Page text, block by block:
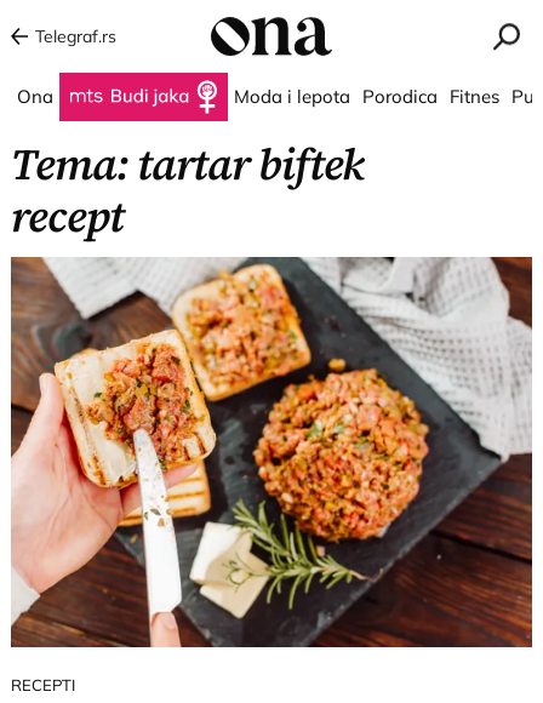
Telegraf.rs
Ona Budi jaka Moda i lepota Porodica Fitnes
Tema: tartar biftek
recept
RECEPTI